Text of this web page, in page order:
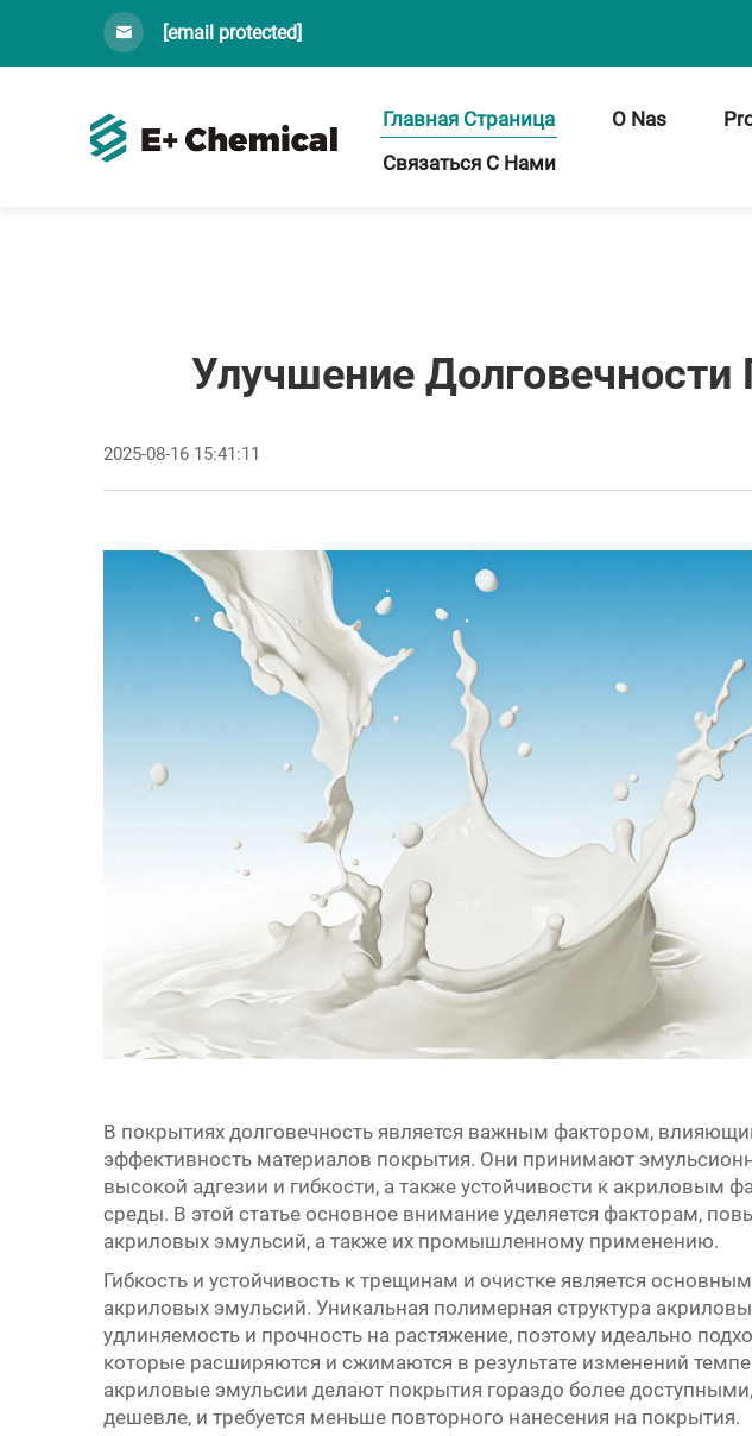
[email protected]
Главная Страница O Nas
Связаться С Нами
Улучшение
2025-08-16 15:41:11
В покрытиях долговечность является важным фактором,
эффективность материалов покрытия. Они принимают
высокой адгезии и гибкости, а также устойчивости к акриловым
среды. В этой статье основное внимание уделяется факторам,
акриловых эмульсий, а также их промышленному применению.
Гибкость и устойчивость к трещинам и очистке является
акриловых эмульсий. Уникальная полимерная структура
удлиняемость и прочность на растяжение, поэтому идеально
которые расширяются и сжимаются в результате изменений
акриловые эмульсии делают покрытия гораздо более доступными,
дешевле, и требуется меньше повторного нанесения на покрытия.